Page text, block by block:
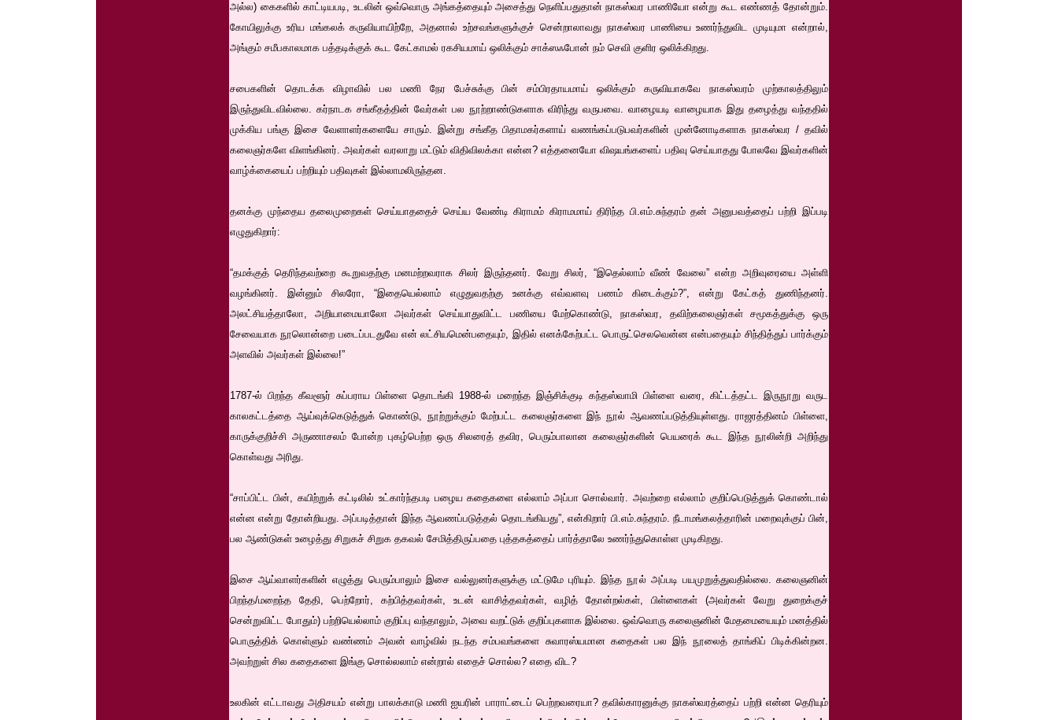
அல்ல) கைகளில் காட்டியபடி, உடலின் ஒவ்வொரு அங்கத்தையும் அசைத்து நெளிப்பதுதான் நாகஸ்வர பாணியோ என்று கூட எண்ணத் தோன்றும்.
கோயிலுக்கு உரிய மங்கலக் கருவியாயிற்றே, அதனால் உற்சவங்களுக்குச் சென்றாலாவது நாகஸ்வர பாணியை உணர்ந்துவிட முடியுமா என்றால்,
அங்கும் சமீபகாலமாக பத்தடிக்குக் கூட கேட்காமல் ரகசியமாய் ஒலிக்கும் சாக்ஸஃபோன் நம் செவி குளிர ஒலிக்கிறது.
சபைகளின் தொடக்க விழாவில் பல மணி நேர பேச்சுக்கு பின் சம்பிரதாயமாய் ஒலிக்கும் கருவியாகவே நாகஸ்வரம் முற்காலத்திலும்
இருந்துவிடவில்லை. கர்நாடக சங்கீதத்தின் வேர்கள் பல நூற்றாண்டுகளாக விரிந்து வருபவை. வாழையடி வாழையாக இது தழைத்து வந்ததில்
முக்கிய பங்கு இசை வேளாளர்களையே சாரும். இன்று சங்கீத பிதாமகர்களாய் வணங்கப்படுபவர்களின் முன்னோடிகளாக நாகஸ்வர / தவில்
கலைஞர்களே விளங்கினர். அவர்கள் வரலாறு மட்டும் விதிவிலக்கா என்ன? எத்தனையோ விஷயங்களைப் பதிவு செய்யாதது போலவே இவர்களின்
வாழ்க்கையைப் பற்றியும் பதிவுகள் இல்லாமலிருந்தன.
தனக்கு முந்தைய தலைமுறைகள் செய்யாததைச் செய்ய வேண்டி கிராமம் கிராமமாய் திரிந்த பி.எம்.சுந்தரம் தன் அனுபவத்தைப் பற்றி இப்படி
எழுதுகிறார்:
“தமக்குத் தெரிந்தவற்றை கூறுவதற்கு மனமற்றவராக சிலர் இருந்தனர். வேறு சிலர், “இதெல்லாம் வீண் வேலை” என்ற அறிவுரையை அள்ளி
வழங்கினர். இன்னும் சிலரோ, “இதையெல்லாம் எழுதுவதற்கு உனக்கு எவ்வளவு பணம் கிடைக்கும்?”, என்று கேட்கத் துணிந்தனர்.
அலட்சியத்தாலோ, அறியாமையாலோ அவர்கள் செய்யாதுவிட்ட பணியை மேற்கொண்டு, நாகஸ்வர, தவிற்கலைஞர்கள் சமூகத்துக்கு ஒரு
சேவையாக நூலொன்றை படைப்படதுவே என் லட்சியமென்பதையும், இதில் எனக்கேற்பட்ட பொருட்செலவென்ன என்பதையும் சிந்தித்துப் பார்க்கும்
அளவில் அவர்கள் இல்லை!”
1787-ல் பிறந்த கீவளூர் சுப்பராய பிள்ளை தொடங்கி 1988-ல் மறைந்த இஞ்சிக்குடி கந்தஸ்வாமி பிள்ளை வரை, கிட்டத்தட்ட இருநூறு வருட
காலகட்டத்தை ஆய்வுக்கெடுத்துக் கொண்டு, நூற்றுக்கும் மேற்பட்ட கலைஞர்களை இந் நூல் ஆவணப்படுத்தியுள்ளது. ராஜரத்தினம் பிள்ளை,
காருக்குறிச்சி அருணாசலம் போன்ற புகழ்பெற்ற ஒரு சிலரைத் தவிர, பெரும்பாலான கலைஞர்களின் பெயரைக் கூட இந்த நூலின்றி அறிந்து
கொள்வது அரிது.
“சாப்பிட்ட பின், கயிற்றுக் கட்டிலில் உட்கார்ந்தபடி பழைய கதைகளை எல்லாம் அப்பா சொல்வார். அவற்றை எல்லாம் குறிப்பெடுத்துக் கொண்டால்
என்ன என்று தோன்றியது. அப்படித்தான் இந்த ஆவணப்படுத்தல் தொடங்கியது”, என்கிறார் பி.எம்.சுந்தரம். நீடாமங்கலத்தாரின் மறைவுக்குப் பின்,
பல ஆண்டுகள் உழைத்து சிறுகச் சிறுக தகவல் சேமித்திருப்பதை புத்தகத்தைப் பார்த்தாலே உணர்ந்துகொள்ள முடிகிறது.
இசை ஆய்வாளர்களின் எழுத்து பெரும்பாலும் இசை வல்லுனர்களுக்கு மட்டுமே புரியும். இந்த நூல் அப்படி பயமுறுத்துவதில்லை. கலைஞனின்
பிறந்த/மறைந்த தேதி, பெற்றோர், கற்பித்தவர்கள், உடன் வாசித்தவர்கள், வழித் தோன்றல்கள், பிள்ளைகள் (அவர்கள் வேறு துறைக்குச்
சென்றுவிட்ட போதும்) பற்றியெல்லாம் குறிப்பு வந்தாலும், அவை வறட்டுக் குறிப்புகளாக இல்லை. ஒவ்வொரு கலைஞனின் மேதமையையும் மனத்தில்
பொருத்திக் கொள்ளும் வண்ணம் அவன் வாழ்வில் நடந்த சம்பவங்களை சுவாரஸ்யமான கதைகள் பல இந் நூலைத் தாங்கிப் பிடிக்கின்றன.
அவற்றுள் சில கதைகளை இங்கு சொல்லலாம் என்றால் எதைச் சொல்ல? எதை விட?
உலகின் எட்டாவது அதிசயம் என்று பாலக்காடு மணி ஐயரின் பாராட்டைப் பெற்றவரையா? தவில்காரனுக்கு நாகஸ்வரத்தைப் பற்றி என்ன தெரியும்